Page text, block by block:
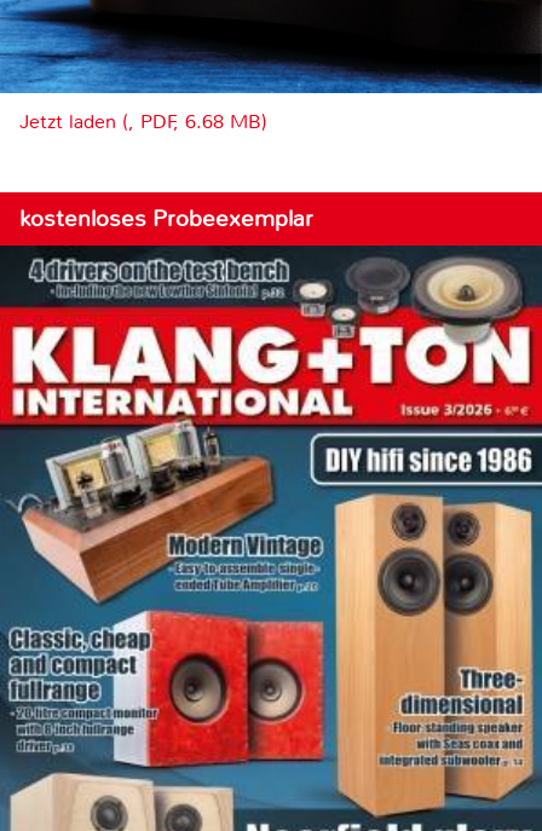
Jetzt laden (, PDF, 6.68 MB)
kostenloses Probeexemplar